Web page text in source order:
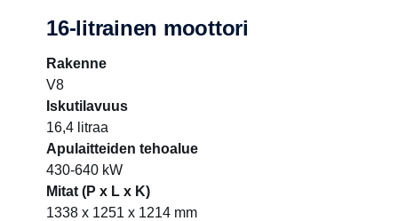
16-litrainen moottori
Rakenne
V8
Iskutilavuus
16,4 litraa
Apulaitteiden tehoalue
430-640 kW
Mitat (P x L x K)
1338 x 1251 x 1214 mm